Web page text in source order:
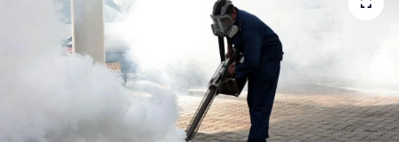
Çin Fuarları
Gündem